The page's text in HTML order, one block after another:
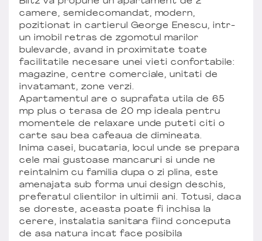
camere, semidecomandat, modern,
pozitionat in cartierul George Enescu, intr-
un imobil retras de zgomotul marilor
bulevarde, avand in proximitate toate
facilitatile necesare unei vieti confortabile:
magazine, centre comerciale, unitati de
invatamant, zone verzi.
Apartamentul are o suprafata utila de 65
mp plus o terasa de 20 mp ideala pentru
momentele de relaxare unde puteti citi o
carte sau bea cafeaua de dimineata.
Inima casei, bucataria, locul unde se prepara
cele mai gustoase mancaruri si unde ne
reintalnim cu familia dupa o zi plina, este
amenajata sub forma unui design deschis,
preferatul clientilor in ultimii ani. Totusi, daca
se doreste, aceasta poate fi inchisa la
cerere, instalatia sanitara fiind conceputa
de asa natura incat face posibila